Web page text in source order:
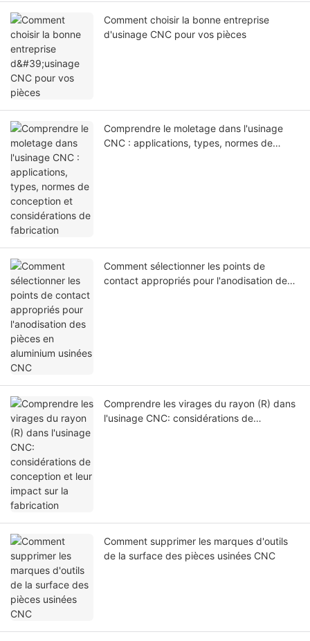
Comment choisir la bonne entreprise
d'usinage CNC pour vos pièces
Comprendre le moletage dans l'usinage
CNC : applications, types, normes de
Comment sélectionner les points de
contact appropriés pour l'anodisation des
Comprendre les virages du rayon (R) dans
l'usinage CNC: considérations de
Comment supprimer les marques d'outils
de la surface des pièces usinées CNC